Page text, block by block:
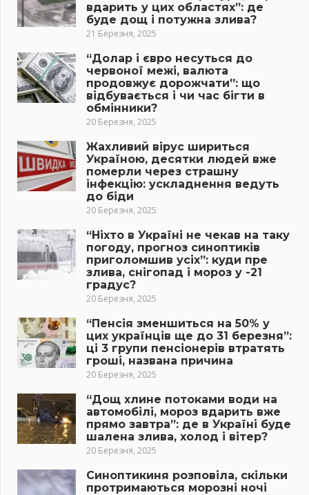
вдарить у цих областях”: де
буде дощ і потужна злива?
21 Березня, 2025
“Долар і євро несуться до
червоної межі, валюта
продовжує дорожчати”: що
відбувається і чи час бігти в
обмінники?
20 Березня, 2025
Жахливий вірус шириться
Україною, десятки людей вже
померли через страшну
інфекцію: ускладнення ведуть
до біди
20 Березня, 2025
“Ніхто в Україні не чекав на таку
погоду, прогноз синоптиків
приголомшив усіх”: куди пре
злива, снігопад і мороз у -21
градус?
20 Березня, 2025
“Пенсія зменшиться на 50% у
цих українців ще до 31 березня”:
ці 3 групи пенсіонерів втратять
гроші, названа причина
20 Березня, 2025
“Дощ хлине потоками води на
автомобілі, мороз вдарить вже
прямо завтра”: де в Україні буде
шалена злива, холод і вітер?
20 Березня, 2025
Синоптикиня розповіла, скільки
протримаються морозні ночі